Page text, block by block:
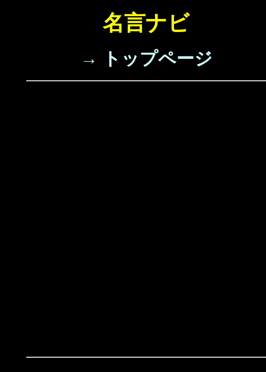
名言ナビ
→ トップページ